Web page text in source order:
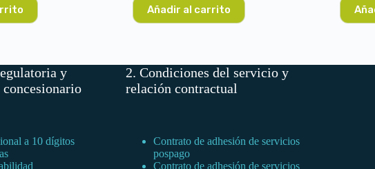
Añadir al carrito
y
a 10 dígitos
2. Condiciones del servicio y
relación contractual
Contrato de adhesión de servicios
pospago
Contrato de adhesión de servicios